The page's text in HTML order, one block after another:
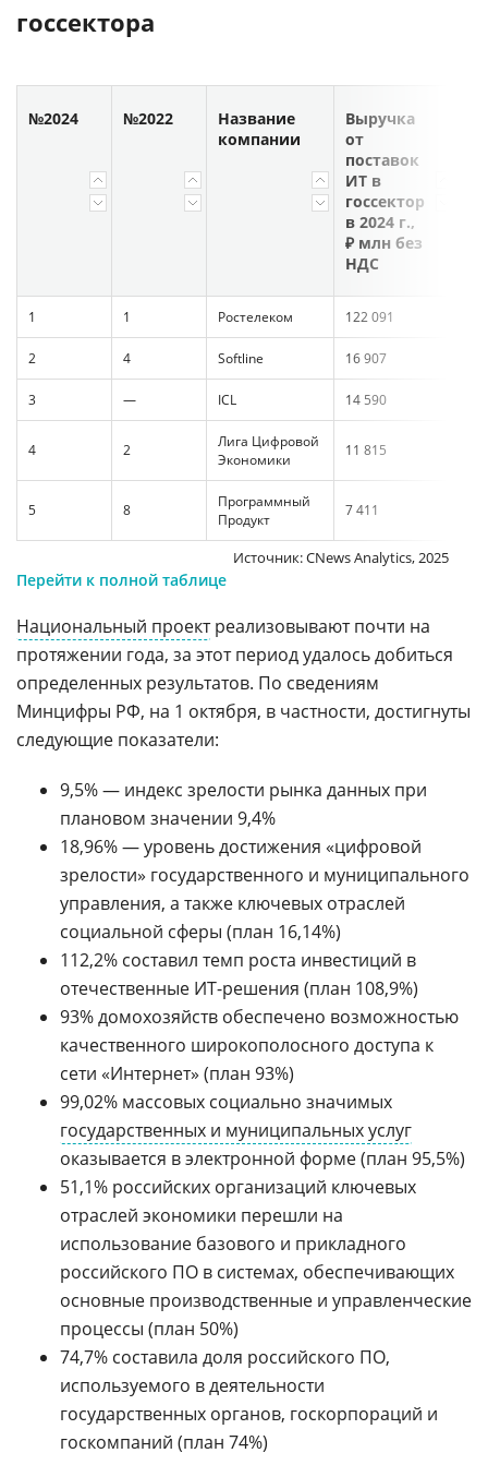
госсектора
№2024 №2022
Название
компании
Выручка
от
поставок
ИТ в
госсектор
в 2024 г.,
₽ млн без
НДС
1 1 Ростелеком 122 091
2 4 Softline 16 907
3 — ICL 14 590
4 2
Лига Цифровой
Экономики
11 815
5 8
Программный
Продукт
7 411
Источник: CNews Analytics, 2025
Перейти к полной таблице
Национальный проектреализовывают почти на
протяжении года, за этот период удалось добиться
определенных результатов. По сведениям
Минцифры РФ, на 1 октября, в частности, достигнуты
следующие показатели:
9,5% — индекс зрелости рынка данных при
плановом значении 9,4%
18,96% — уровень достижения «цифровой
зрелости» государственного и муниципального
управления, а также ключевых отраслей
социальной сферы (план 16,14%)
112,2% составил темп роста инвестиций в
отечественные ИТ-решения (план 108,9%)
93% домохозяйств обеспечено возможностью
качественного широкополосного доступа к
сети «Интернет» (план 93%)
99,02% массовых социально значимых
государственных и муниципальных услуг
оказывается в электронной форме (план 95,5%)
51,1% российских организаций ключевых
отраслей экономики перешли на
использование базового и прикладного
российского ПО в системах, обеспечивающих
основные производственные и управленческие
процессы (план 50%)
74,7% составила доля российского ПО,
используемого в деятельности
государственных органов, госкорпораций и
госкомпаний (план 74%)